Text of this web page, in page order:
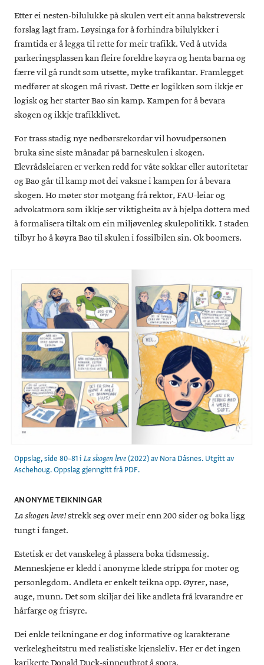
Etter ei nesten-bilulukke på skulen vert eit anna bakstreversk
forslag lagt fram. Løysinga for å forhindra bilulykker i
framtida er å legga til rette for meir trafikk. Ved å utvida
parkeringsplassen kan fleire foreldre køyra og henta barna og
færre vil gå rundt som utsette, myke trafikantar. Framlegget
medfører at skogen må rivast. Dette er logikken som ikkje er
logisk og her starter Bao sin kamp. Kampen for å bevara
skogen og ikkje trafikklivet.
For trass stadig nye nedbørsrekordar vil hovudpersonen
bruka sine siste månadar på barneskulen i skogen.
Elevrådsleiaren er verken redd for våte sokkar eller autoritetar
og Bao går til kamp mot dei vaksne i kampen for å bevara
skogen. Ho møter stor motgang frå rektor, FAU-leiar og
advokatmora som ikkje ser viktigheita av å hjelpa dottera med
å formalisera tiltak om ein miljøvenleg skulepolitikk. I staden
tilbyr ho å køyra Bao til skulen i fossilbilen sin. Ok boomers.
Oppslag, side 80–81 i La skogen leve (2022) av Nora Dåsnes. Utgitt av
Aschehoug. Oppslag gjenngitt frå PDF.
ANONYME TEIKNINGAR
La skogen leve!strekk seg over meir enn 200 sider og boka ligg
tungt i fanget.
Estetisk er det vanskeleg å plassera boka tidsmessig.
Menneskjene er kledd i anonyme klede strippa for moter og
personlegdom. Andleta er enkelt teikna opp. Øyrer, nase,
auge, munn. Det som skiljar dei like andleta frå kvarandre er
hårfarge og frisyre.
Dei enkle teikningane er dog informative og karakterane
verkelegheitstru med realistiske kjensleliv. Her er det ingen